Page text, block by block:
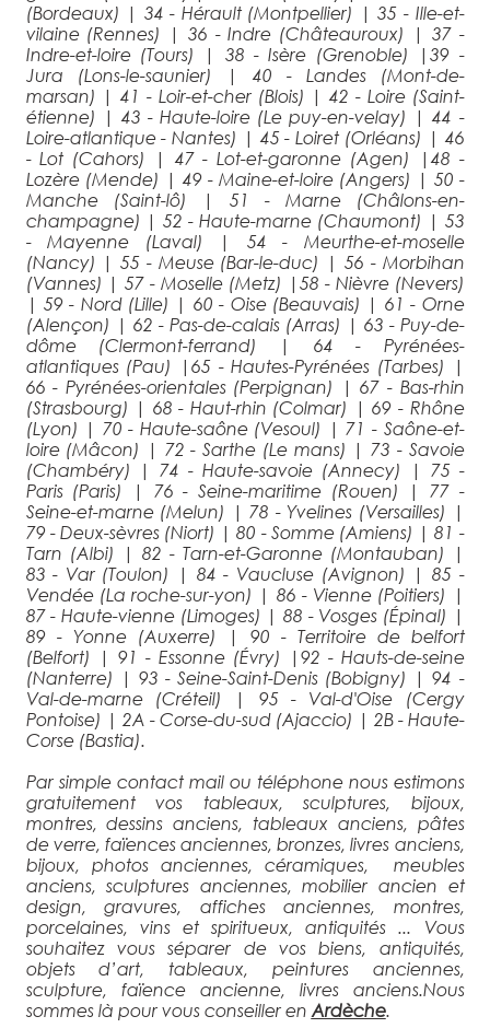
(Bordeaux) | 34 - Hérault (Montpellier) |35 - Ille-et-
vilaine (Rennes)
| 36 - Indre (Châteauroux) | 37 -
Indre-et-loire (Tours)
| 38 - Isère (Grenoble) |39 -
Jura (Lons-le-saunier)
|40 - Landes (Mont-de-
marsan) |41 - Loir-et-cher (Blois) |42 - Loire (Saint-
étienne)
|43 - Haute-loire (Le puy-en-velay) |44 -
Loire-atlantique - Nantes) |45 - Loiret (Orléans) |46
- Lot (Cahors)
|47 - Lot-et-garonne (Agen) |48 -
Lozère (Mende) |49 - Maine-et-loire (Angers) | 50 -
Manche (Saint-lô)
| 51 - Marne (Châlons-en-
champagne) |52 - Haute-marne (Chaumont) | 53
- Mayenne (Laval)
| 54 - Meurthe-et-moselle
(Nancy) |55 - Meuse (Bar-le-duc) | 56 - Morbihan
(Vannes) |57 - Moselle (Metz) | 58 - Nièvre (Nevers)
| 59 - Nord (Lille) | 60 - Oise (Beauvais) | 61 - Orne
(Alençon) | 62 - Pas-de-calais (Arras) | 63 - Puy-de-
dôme (Clermont-ferrand)
| 64 - Pyrénées-
atlantiques (Pau)
| 65 - Hautes-Pyrénées (Tarbes)
|
66 - Pyrénées-orientales (Perpignan)
|67 - Bas-rhin
(Strasbourg) | 68 - Haut-rhin (Colmar) |69 - Rhône
(Lyon) | 70 - Haute-saône (Vesoul) | 71 - Saône-et-
loire (Mâcon)
| 72 - Sarthe (Le mans) | 73 - Savoie
(Chambéry)
| 74 - Haute-savoie (Annecy) | 75 -
Paris (Paris)
| 76 - Seine-maritime (Rouen) | 77 -
Seine-et-marne (Melun)
| 78 - Yvelines (Versailles)
|
79 - Deux-sèvres (Niort) |80 - Somme (Amiens) |81 -
Tarn (Albi)
| 82 - Tarn-et-Garonne (Montauban)
|
83 - Var (Toulon)
| 84 - Vaucluse (Avignon) | 85 -
Vendée (La roche-sur-yon) | 86 - Vienne (Poitiers)
|
87 - Haute-vienne (Limoges) | 88 - Vosges (Épinal) |
89 - Yonne (Auxerre)
| 90 - Territoire de belfort
(Belfort)
| 91 - Essonne (Évry) | 92 - Hauts-de-seine
(Nanterre)
| 93 - Seine-Saint-Denis (Bobigny) |94 -
Val-de-marne (Créteil)
| 95 - Val-d'Oise (Cergy
Pontoise) | 2A - Corse-du-sud (Ajaccio) | 2B - Haute-
Corse (Bastia).
Par simple contact mail ou téléphone nous estimons
gratuitement vos tableaux, sculptures, bijoux,
montres, dessins anciens, tableaux anciens, pâtes
de verre, faïences anciennes, bronzes, livres anciens,
bijoux, photos anciennes, céramiques, meubles
anciens, sculptures anciennes, mobilier ancien et
design, gravures, affiches anciennes, montres,
porcelaines, vins et spiritueux, antiquités ... Vous
souhaitez vous séparer de vos biens, antiquités,
objets d’art, tableaux, peintures anciennes,
sculpture, faïence ancienne, livres anciens.Nous
sommes là pour vous conseiller en Ardèche.